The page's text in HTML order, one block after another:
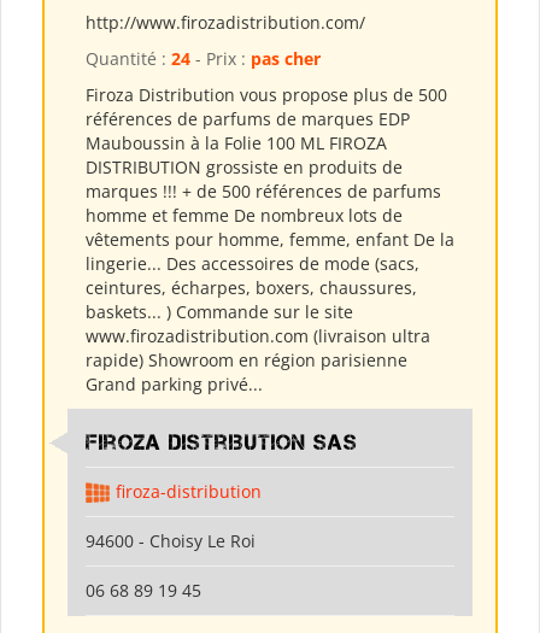
http://www.firozadistribution.com/
Quantité : 24 - Prix : pas cher
Firoza Distribution vous propose plus de 500
références de parfums de marques EDP
Mauboussin à la Folie 100 ML FIROZA
DISTRIBUTION grossiste en produits de
marques !!! + de 500 références de parfums
homme et femme De nombreux lots de
vêtements pour homme, femme, enfant De la
lingerie... Des accessoires de mode (sacs,
ceintures, écharpes, boxers, chaussures,
baskets... ) Commande sur le site
www.firozadistribution.com (livraison ultra
rapide) Showroom en région parisienne
Grand parking privé...
Firoza Distribution SAS
firoza-distribution
94600 - Choisy Le Roi
06 68 89 19 45